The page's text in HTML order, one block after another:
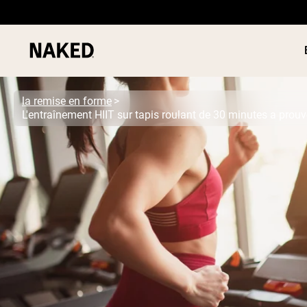
Termes de recherche populaires
”Protein Powder“
”Overnight Oats“
”Vegan protein“
”Collagen“
”Micellar Casein“
POUDRE
la remise en forme
L'entraînement HIIT sur tapis roulant de 30 minutes a